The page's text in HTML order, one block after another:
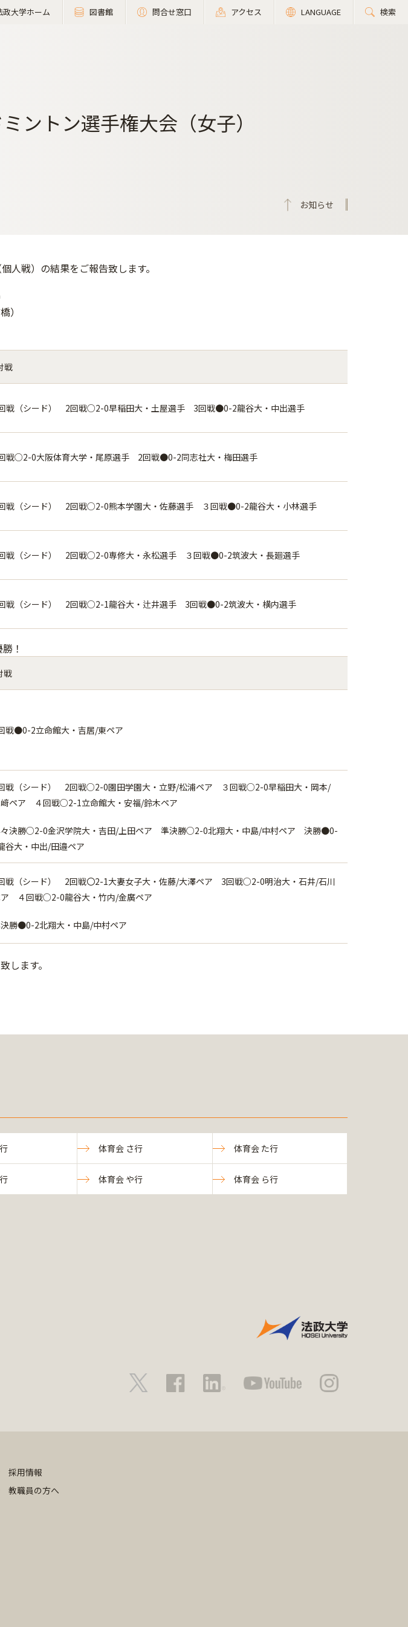
政大学ホーム 図書館 問合せ窓口 アクセス LANGUAGE 検索
ントン選手権大会（女子）
お知らせ
人戦）の結果をご報告致します。
）
戦
戦（シード） 2回戦○2-0早稲田大・土屋選手 3回戦●0-2龍谷大・中出選手
戦○2-0大阪体育大学・尾原選手 2回戦●0-2同志社大・梅田選手
戦（シード） 2回戦○2-0熊本学園大・佐藤選手 ３回戦●0-2龍谷大・小林選手
戦（シード） 2回戦○2-0専修大・永松選手 ３回戦●0-2筑波大・長廻選手
戦（シード） 2回戦○2-1龍谷大・辻井選手 3回戦●0-2筑波大・横内選手
！
戦
戦●0-2立命館大・吉居/東ペア
戦（シード） 2回戦○2-0園田学園大・立野/松浦ペア ３回戦○2-0早稲田大・岡本/
ペア ４回戦○2-1立命館大・安福/鈴木ペア
決勝○2-0金沢学院大・吉田/上田ペア 準決勝○2-0北翔大・中島/中村ペア 決勝●0-
谷大・中出/田邉ペア
戦（シード） 2回戦〇2-1大妻女子大・佐藤/大澤ペア 3回戦○2-0明治大・石井/石川
４回戦○2-0龍谷大・竹内/金廣ペア
勝●0-2北翔大・中島/中村ペア
します。
体育会 さ行 体育会 た行
体育会 や行 体育会 ら行
採用情報
教職員の方へ